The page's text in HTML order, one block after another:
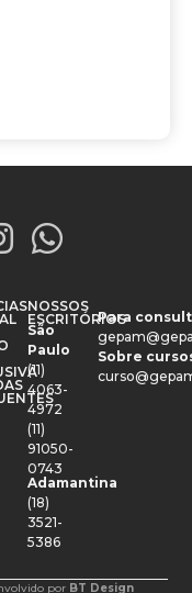
NOSSOS
ESCRITÓRIOS
São
Paulo
(11)
4063-
4972
(11)
91050-
0743
Adamantina
(18)
3521-
5386
Para
Sobre
por BT Design